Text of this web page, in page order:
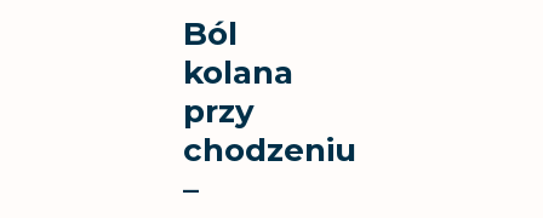
Ból
kolana
przy
chodzeniu
–